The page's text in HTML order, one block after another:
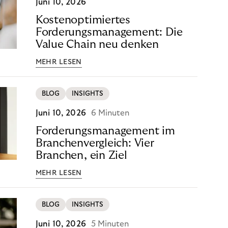
Juni 10, 2026
Kostenoptimiertes
Forderungsmanagement: Die
Value Chain neu denken
MEHR LESEN
BLOG INSIGHTS
Juni 10, 2026 6 Minuten
Forderungsmanagement im
Branchenvergleich: Vier
Branchen, ein Ziel
MEHR LESEN
BLOG INSIGHTS
Juni 10, 2026 5 Minuten